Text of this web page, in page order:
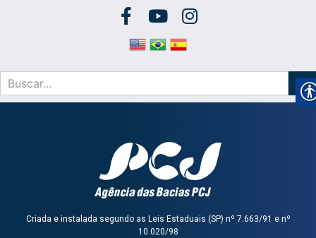
Criada e instalada segundo as Leis Estaduais (SP) nº 7.663/91 e nº
10.020/98